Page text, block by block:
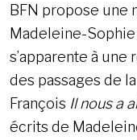
BFN propose une
Madeleine-Sophie
s’apparente à
des passages de
François Il nous a
écrits de